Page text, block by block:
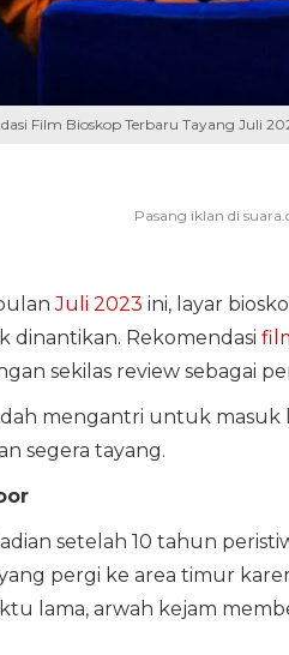
Film Bioskop Terbaru Tayang Juli
Juli 2023 ini, layar
dinantikan. Rekomendasi
sekilas review sebagai
mengantri untuk
segera tayang.
setelah 10 tahun
pergi ke area timur
lama, arwah kejam